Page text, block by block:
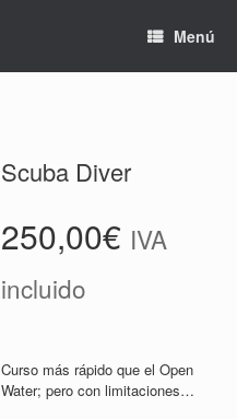
Menú
Scuba Diver
250,00€ IVA
incluido
Curso más rápido que el Open
Water; pero con limitaciones…